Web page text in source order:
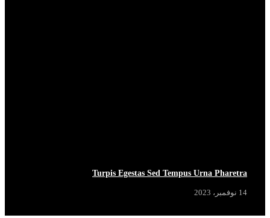
Turpis Egestas Sed Tempus Urna Pharetra
14 نوفمبر، 2023